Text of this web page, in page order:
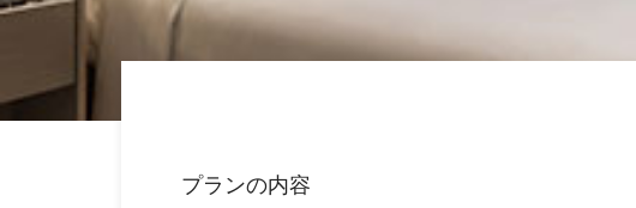
プランの内容